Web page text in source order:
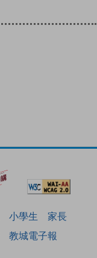
小學生
家長
教城電子報